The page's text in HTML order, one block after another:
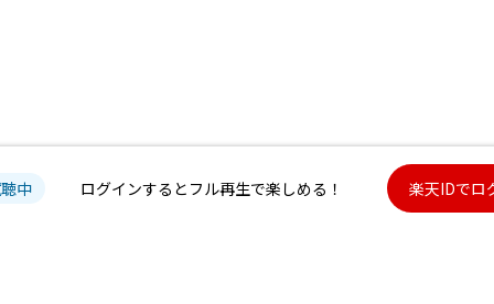
中 ログインするとフル再生で楽しめる！ 楽天IDでロ